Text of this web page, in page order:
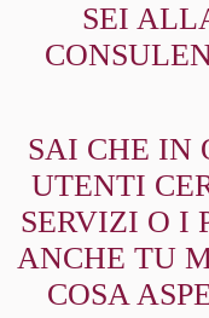
SEI
SAI CHE IN
UTENTI
SERVIZI O I
ANCHE TU
COSA